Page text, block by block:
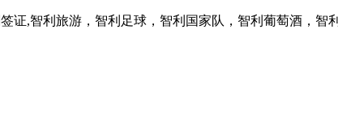
,智利旅游，智利足球，智利国家队，智利葡萄酒，智